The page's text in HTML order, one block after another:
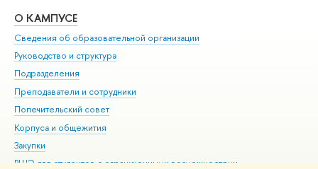
О КАМПУСЕ
Сведения об образовательной организации
Руководство и структура
Подразделения
Преподаватели и сотрудники
Попечительский совет
Корпуса и общежития
Закупки
ВШЭ для студентов с ограниченными возможностями